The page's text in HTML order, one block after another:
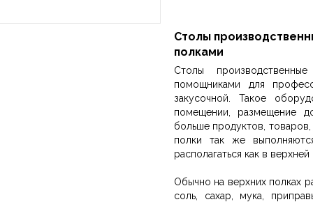
Столы
полками
Столы
помощниками для
закусочной. Такое
помещении, размещение
больше продуктов,
полки так же
располагаться как в
Обычно на верхних полках
соль, сахар, мука,